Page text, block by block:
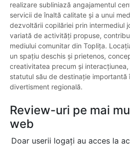
realizare subliniază angajamentul
servicii de înaltă calitate și a unui
dezvoltării copilăriei prin intermediul
variată de activități propuse,
mediului comunitar din Toplița.
un spațiu deschis și prietenos,
creativitatea precum și
statutul său de destinație importantă
divertisment regională.
Review-uri pe mai
web
Doar userii logați au acces la